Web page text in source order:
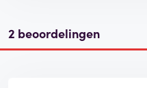
2 beoordelingen